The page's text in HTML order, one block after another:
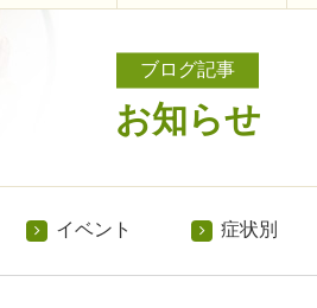
ブログ記事
お知らせ
イベント 症状別